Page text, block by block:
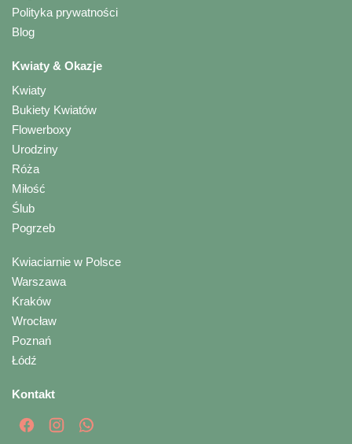
Polityka prywatności
Blog
Kwiaty & Okazje
Kwiaty
Bukiety Kwiatów
Flowerboxy
Urodziny
Róża
Miłość
Ślub
Pogrzeb
Kwiaciarnie w Polsce
Warszawa
Kraków
Wrocław
Poznań
Łódź
Kontakt